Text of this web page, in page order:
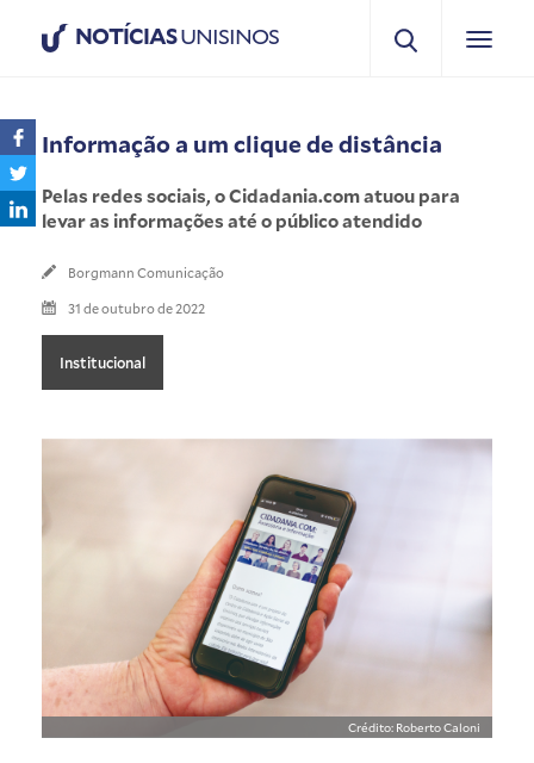
NOTÍCIASUNISINOS
Informação a um clique de distância
Pelas redes sociais, o Cidadania.com atuou para
levar as informações até o público atendido
Borgmann Comunicação
31 de outubro de 2022
Institucional
Crédito: Roberto Caloni